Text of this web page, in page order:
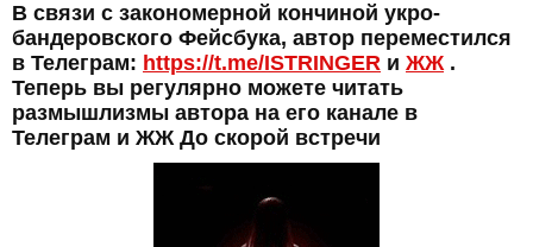
В связи с закономерной кончиной укро-
бандеровского Фейсбука, автор переместился
в Телеграм: https://t.me/ISTRINGER и ЖЖ.
Теперь вы регулярно можете читать
размышлизмы автора на его канале в
Телеграм и ЖЖ До скорой встречи